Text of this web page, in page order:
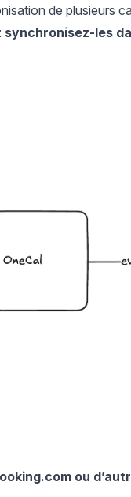
de plusieurs
les
ou